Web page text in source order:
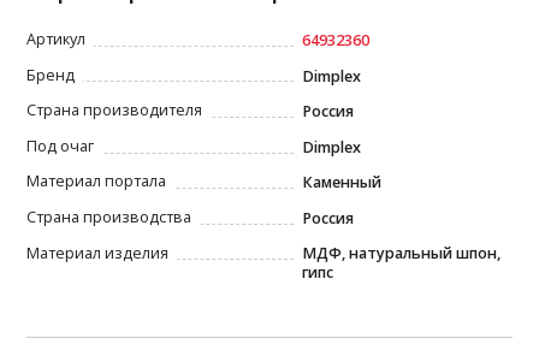
Артикул
64932360
Бренд
Dimplex
Страна производителя
Россия
Под очаг
Dimplex
Материал портала
Каменный
Страна производства
Россия
Материал изделия
МДФ, натуральный шпон,
гипс